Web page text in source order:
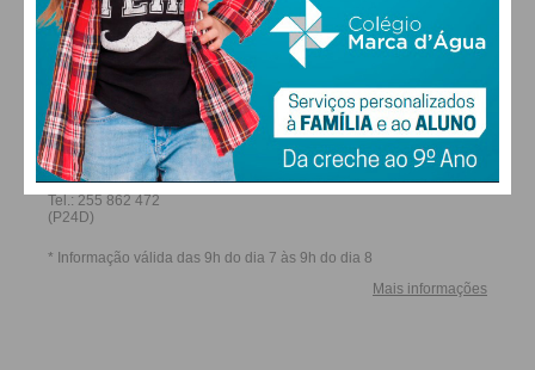
FARMACIAS DE SERVIÇO EM PAÇOS DE
FERREIRA